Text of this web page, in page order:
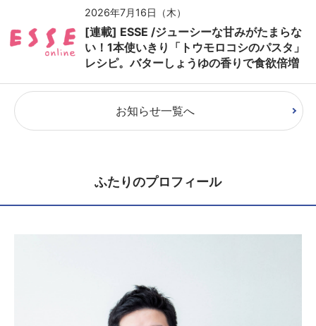
2026年7月16日（木）
[連載] ESSE /ジューシーな甘みがたまらな
い！1本使いきり「トウモロコシのパスタ」
レシピ。バターしょうゆの香りで食欲倍増
お知らせ一覧へ
ふたりのプロフィール